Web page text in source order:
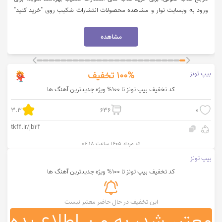
ورود به وبسایت نوار و مشاهده محصولات انتشارات شکیب روی "خرید کنید"
مشاهده
بیپ تونز 100% تخفیف
کد تخفیف بیپ تونز تا 100% ویژه جدیدترین آهنگ ها
0
636
3.3
tkff.ir/jb2f
۱۵ مرداد ۱۴۰۵ ساعت ۰۴:۱۸
بیپ تونز
کد تخفیف بیپ تونز تا 100% ویژه جدیدترین آهنگ ها
این تخفیف در حال حاضر معتبر نیست